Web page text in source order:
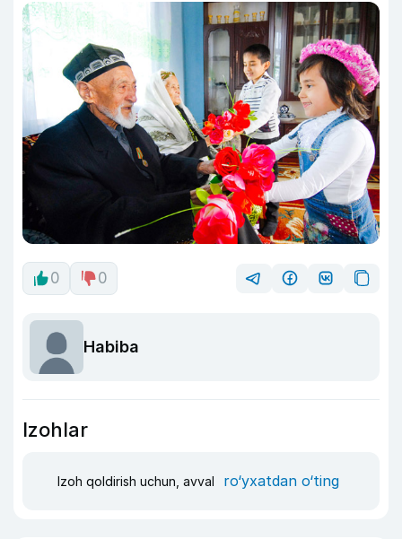
0 0
Habiba
Izohlar
Izoh qoldirish uchun, avval ro‘yxatdan o‘ting